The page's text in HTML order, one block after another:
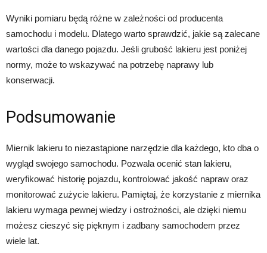
Wyniki pomiaru będą różne w zależności od producenta
samochodu i modelu. Dlatego warto sprawdzić, jakie są zalecane
wartości dla danego pojazdu. Jeśli grubość lakieru jest poniżej
normy, może to wskazywać na potrzebę naprawy lub
konserwacji.
Podsumowanie
Miernik lakieru to niezastąpione narzędzie dla każdego, kto dba o
wygląd swojego samochodu. Pozwala ocenić stan lakieru,
weryfikować historię pojazdu, kontrolować jakość napraw oraz
monitorować zużycie lakieru. Pamiętaj, że korzystanie z miernika
lakieru wymaga pewnej wiedzy i ostrożności, ale dzięki niemu
możesz cieszyć się pięknym i zadbany samochodem przez
wiele lat.